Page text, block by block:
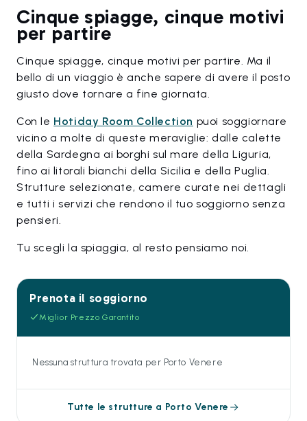
Cinque spiagge, cinque motivi
per partire
Cinque spiagge, cinque motivi per partire. Ma il
bello di un viaggio è anche sapere di avere il posto
giusto dove tornare a fine giornata.
Con le Hotiday Room Collection puoi soggiornare
vicino a molte di queste meraviglie: dalle calette
della Sardegna ai borghi sul mare della Liguria,
fino ai litorali bianchi della Sicilia e della Puglia.
Strutture selezionate, camere curate nei dettagli
e tutti i servizi che rendono il tuo soggiorno senza
pensieri.
Tu scegli la spiaggia, al resto pensiamo noi.
Prenota il soggiorno
Miglior Prezzo Garantito
Nessuna struttura trovata per Porto Venere
Tutte le strutture a Porto Venere